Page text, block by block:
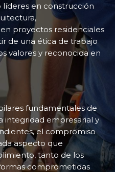
líderes en construcción
proyectos residenciales
de una ética de trabajo
valores y reconocida en
fundamentales de
integridad empresarial y
el compromiso
aspecto que
tanto de los
comprometidas